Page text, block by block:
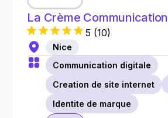
La Crème Communication
5 (10)
Nice
Communication digitale
Creation de site internet
Identite de marque